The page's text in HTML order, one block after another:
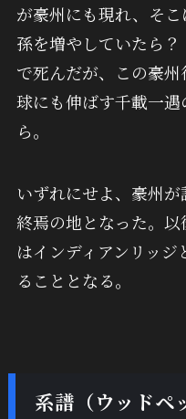
が豪州にも現れ、そ
孫を増やしていたら
で死んだが、この豪
球にも伸ばす千載一
ら。
いずれにせよ、豪州
終焉の地となった。
はインディアンリッ
ることとなる。
系譜（ウッドペ